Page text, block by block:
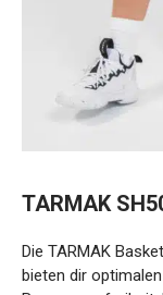
Rot/Beige, bieten
Bewegungsfreiheit.